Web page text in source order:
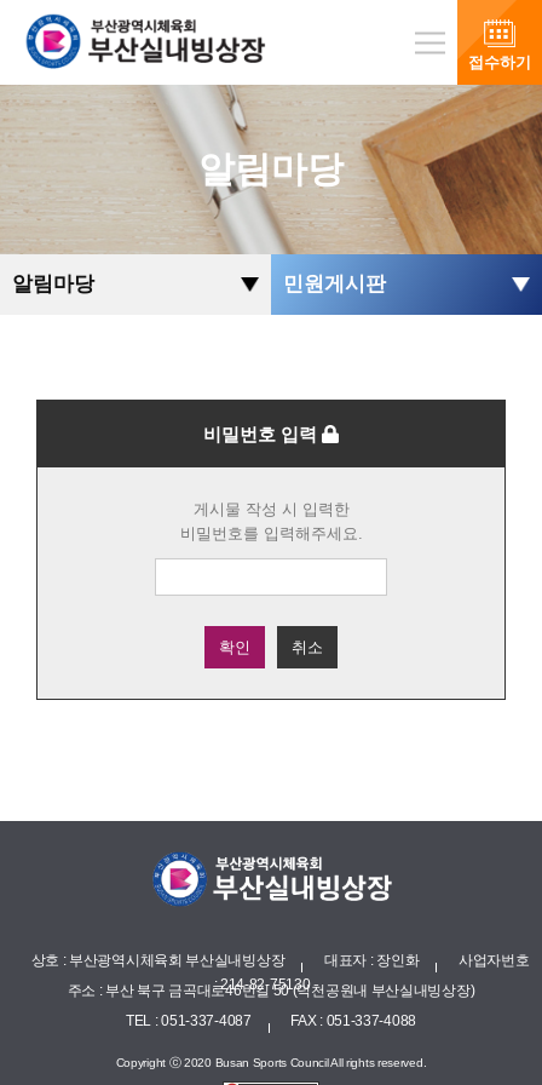
접수하기
알림마당
알림마당 민원게시판
비밀번호 입력
게시물 작성 시 입력한
비밀번호를 입력해주세요.
확인 취소
상호 : 부산광역시체육회 부산실내빙상장 대표자 : 장인화
사업자번호
: 214-82-75130
주소 : 부산 북구 금곡대로46번길 50 (덕천공원내 부산실내빙상장)
TEL : 051-337-4087
FAX : 051-337-4088
Copyright ⓒ 2020 Busan Sports Council All rights reserved.